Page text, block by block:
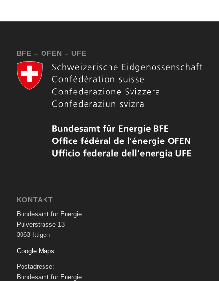
BFE – OFEN – UFE
KONTAKT
Bundesamt für Energie
Pulverstrasse 13
3063 Ittigen
Google Maps
Postadresse:
Bundesamt für Energie